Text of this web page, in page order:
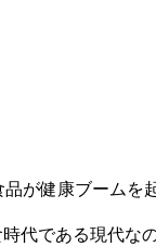
が健康ブームを
代である現代な